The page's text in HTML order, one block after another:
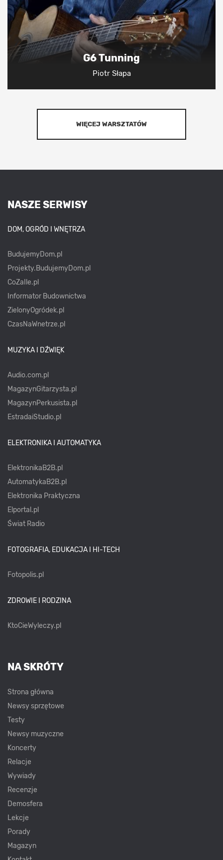
G6 Tunning
Piotr Słapa
WIĘCEJ WARSZTATÓW
NASZE SERWISY
DOM, OGRÓD I WNĘTRZA
BudujemyDom.pl
Projekty.BudujemyDom.pl
CoZaIle.pl
Informator Budownictwa
ZielonyOgródek.pl
CzasNaWnetrze.pl
MUZYKA I DŹWIĘK
Audio.com.pl
MagazynGitarzysta.pl
MagazynPerkusista.pl
EstradaiStudio.pl
ELEKTRONIKA I AUTOMATYKA
ElektronikaB2B.pl
AutomatykaB2B.pl
Elektronika Praktyczna
Elportal.pl
Świat Radio
FOTOGRAFIA, EDUKACJA I HI-TECH
Fotopolis.pl
ZDROWIE I RODZINA
KtoCieWyleczy.pl
NA SKRÓTY
Strona główna
Newsy sprzętowe
Testy
Newsy muzyczne
Koncerty
Relacje
Wywiady
Recenzje
Demosfera
Lekcje
Porady
Magazyn